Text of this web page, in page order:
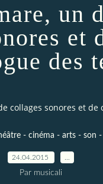
un
des
sonores et
- cinéma - arts - son
24.04.2015
Par musicali